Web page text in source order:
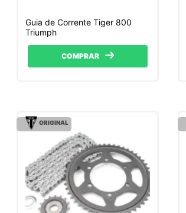
Guia de Corrente Tiger 800
Triumph
COMPRAR
ORIGINAL